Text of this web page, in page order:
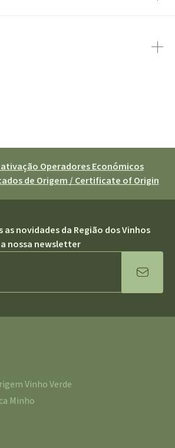
resistentes, adquirindo uma
(ver Lenhificação)
por inimigos naturais, são espécies
Operadores Económicos
de Origem / Certificate of Origin
novidades da Região dos Vinhos
nossa newsletter
Vinho Verde
Minho